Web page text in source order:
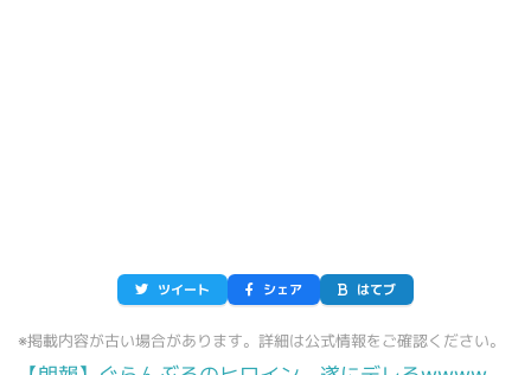
ツイート シェア はてブ
※掲載内容が古い場合があります。詳細は公式情報をご確認ください。